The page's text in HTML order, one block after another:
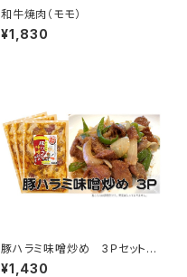
和牛焼肉（モモ）
¥1,830
豚ハラミ味噌炒め 3Ｐセット
（1袋 約300ｇ）
¥1,430